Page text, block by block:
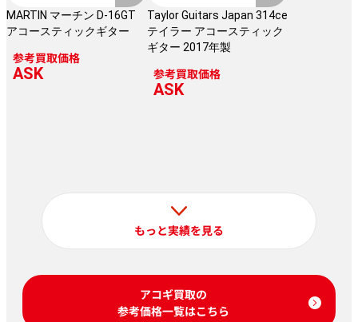
MARTIN マーチン D-16GT
アコースティックギター
参考買取価格
ASK
Taylor Guitars Japan 314ce
テイラー アコースティック
ギター 2017年製
参考買取価格
ASK
もっと実績を見る
アコギ買取の
参考価格一覧はこちら